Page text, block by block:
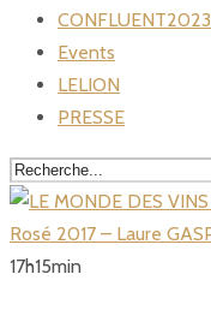
CONFLUENT2023
Events
LELION
PRESSE
17h15min